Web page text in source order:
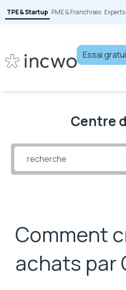
TPE & Startup PME & Franchises
Essai
Centre
Comment
achats par